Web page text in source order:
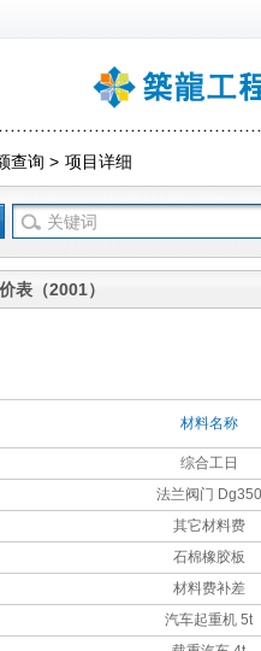
查询 > 项目详细
表（2001）
材料名称
综合工日
法兰阀门 Dg350
其它材料费
石棉橡胶板
材料费补差
汽车起重机 5t